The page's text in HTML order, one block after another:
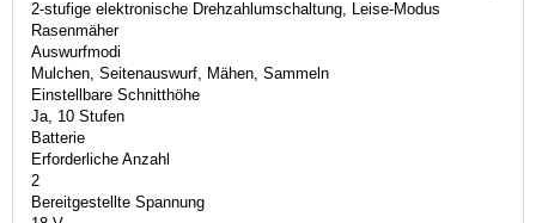
2-stufige elektronische Drehzahlumschaltung, Leise-Modus
Rasenmäher
Auswurfmodi
Mulchen, Seitenauswurf, Mähen, Sammeln
Einstellbare Schnitthöhe
Ja, 10 Stufen
Batterie
Erforderliche Anzahl
2
Bereitgestellte Spannung